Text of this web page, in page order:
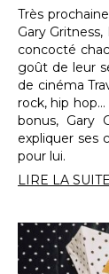
Très
Gary
concocté
goût de leur
de cinéma
rock, hip
bonus, Gary
expliquer ses
pour lui.
LIRE LA